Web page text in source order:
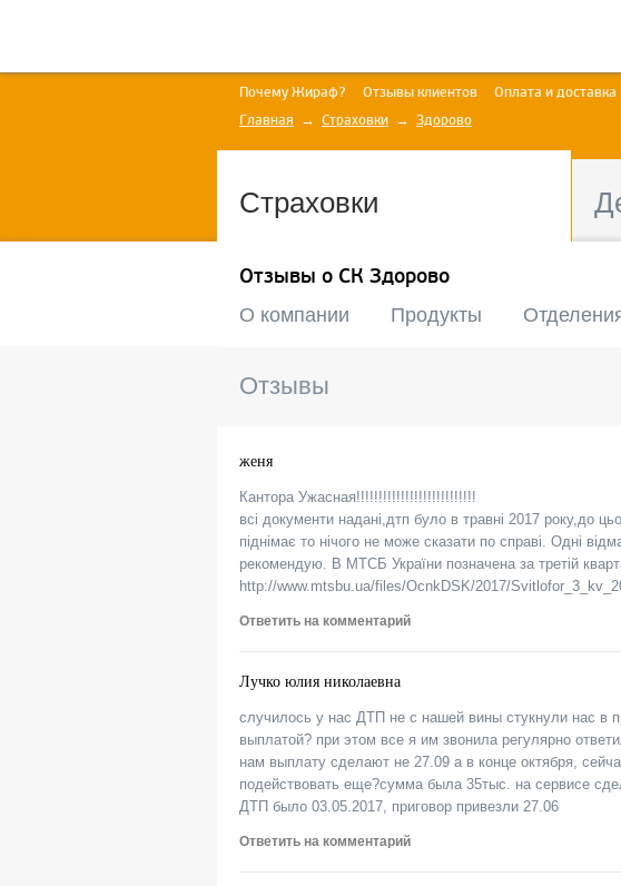
Почему Жираф? Отзывы клиентов Оплата и доставка
Главная
Страховки Здорово
Страховки
Отзывы о СК Здорово
О компании Продукты
Отзывы
женя
Кантора Ужасная!!!!!!!!!!!!!!!!!!!!!!!!!!!
всі документи надані,дтп було в травні 2017 року,до
піднімає то нічого не може сказати по справі. Одні
рекомендую. В МТСБ України позначена за третій
http://www.mtsbu.ua/files/OcnkDSK/2017/
Ответить на комментарий
Лучко юлия николаевна
случилось у нас ДТП не с нашей вины стукнули нас в
выплатой? при этом все я им звонила регулярно
нам выплату сделают не 27.09 а в конце октября,
подействовать еще?сумма была 35тыс. на сервисе
ДТП было 03.05.2017, приговор привезли 27.06
Ответить на комментарий